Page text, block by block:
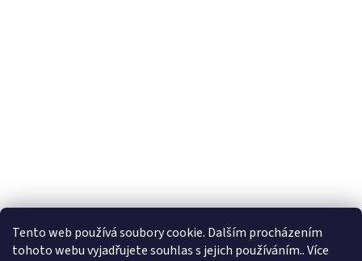
Tento web používá soubory cookie. Dalším procházením
tohoto webu vyjadřujete souhlas s jejich používáním.. Více